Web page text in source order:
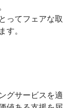
ってフェアな取
す。
グサービスを適